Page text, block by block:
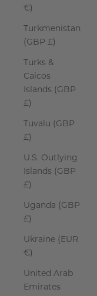
€)
Turkmenistan
(GBP £)
Turks &
Caicos
Islands (GBP
£)
Tuvalu (GBP
£)
U.S. Outlying
Islands (GBP
£)
Uganda (GBP
£)
Ukraine (EUR
€)
United Arab
Emirates